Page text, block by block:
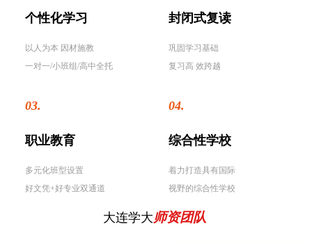
个性化学习
以人为本 因材施教
一对一/小班组/高中全托
封闭式复读
巩固学习基础
复习高 效跨越
03.
职业教育
多元化班型设置
好文凭+好专业双通道
04.
综合性学校
着力打造具有国际
视野的综合性学校
大连学大师资团队